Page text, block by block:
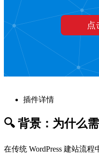
插件详情
🔍 背景：为什么
在传统 WordPress 建站流